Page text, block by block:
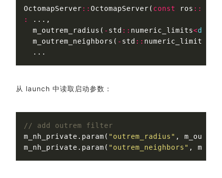
OctomapServer :: OctomapServer ( const ros ::
:
...,
m_outrem_radius ( - std :: numeric_limits<
m_outrem_neighbors ( - std :: numeric_limits
...
从 launch 中读取启动参数：
// add outrem filter
m_nh_private . param ( "outrem_radius" ,
m_nh_private . param ( "outrem_neighbors" ,